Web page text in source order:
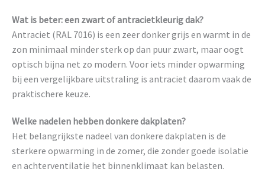
Wat is beter: een zwart of antracietkleurig dak?
Antraciet (RAL 7016) is een zeer donker grijs en warmt in de
zon minimaal minder sterk op dan puur zwart, maar oogt
optisch bijna net zo modern. Voor iets minder opwarming
bij een vergelijkbare uitstraling is antraciet daarom vaak de
praktischere keuze.
Welke nadelen hebben donkere dakplaten?
Het belangrijkste nadeel van donkere dakplaten is de
sterkere opwarming in de zomer, die zonder goede isolatie
en achterventilatie het binnenklimaat kan belasten.